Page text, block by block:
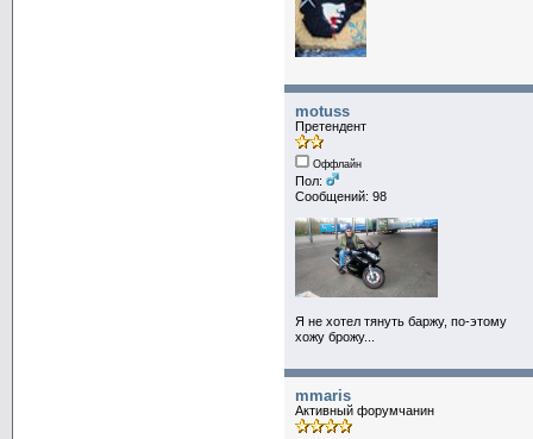
motuss
Претендент
Оффлайн
Пол:
Сообщений: 98
Я не хотел тянуть баржу, по-этому
хожу брожу...
mmaris
Активный форумчанин